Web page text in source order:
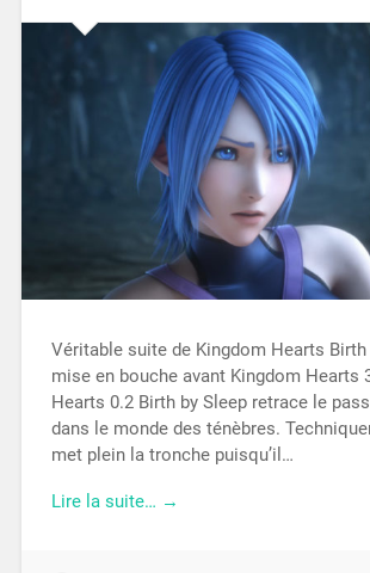
Véritable suite de Kingdom Hearts Birth
mise en bouche avant Kingdom Hearts
Hearts 0.2 Birth by Sleep retrace le
dans le monde des ténèbres.
met plein la tronche puisqu’il…
Lire la suite… →